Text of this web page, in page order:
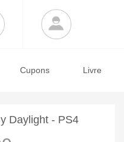
Cupons Livre
Daylight - PS4